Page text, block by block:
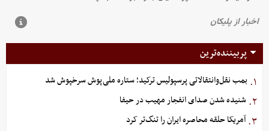
پربیننده‌ترین
۱. بمب نقل‌وانتقالاتی پرسپولیس ترکید؛ ستاره ملی‌پوش سرخپوش شد
۲. شنیده شدن صدای انفجار مهیب در حیفا
۳. آمریکا حلقه محاصره ایران را تنگ‌تر کرد